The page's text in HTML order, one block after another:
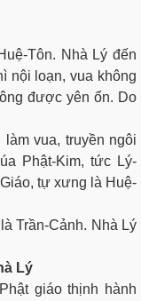
Tôn. Nhà Lý đến
nội loạn, vua không
được yên ổn. Do
vua, truyền ngôi
Phật-Kim, tức Lý-
tự xưng là Huệ-
Trần-Cảnh. Nhà Lý
Lý
giáo thịnh hành